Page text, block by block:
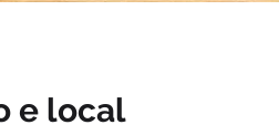
e local